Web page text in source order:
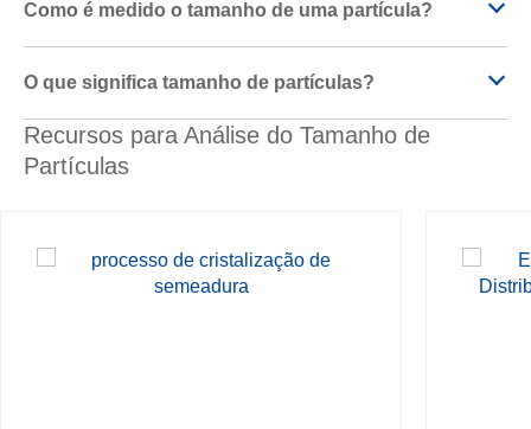
Como é medido o tamanho de uma partícula?
O que significa tamanho de partículas?
Recursos para Análise do Tamanho de
Partículas